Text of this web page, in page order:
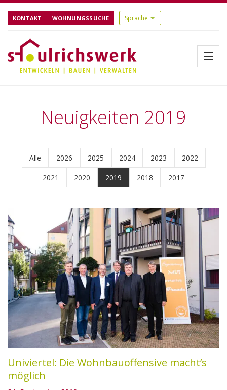
KONTAKT WOHNUNGSSUCHE
Menü
Aktuelles
Entwickeln
Referenzen
Verwalten
Mieten
Reparaturmeldung
Stellenangebote
Neuigkeiten 2019
Alle 2026 2025 2024 2023 2022
2021 2020 2019 2018 2017
Univiertel: Die Wohnbauoffensive macht’s
möglich